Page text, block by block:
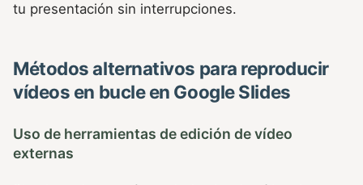
tu presentación sin interrupciones.
Métodos alternativos para reproducir
vídeos en bucle en Google Slides
Uso de herramientas de edición de vídeo
externas